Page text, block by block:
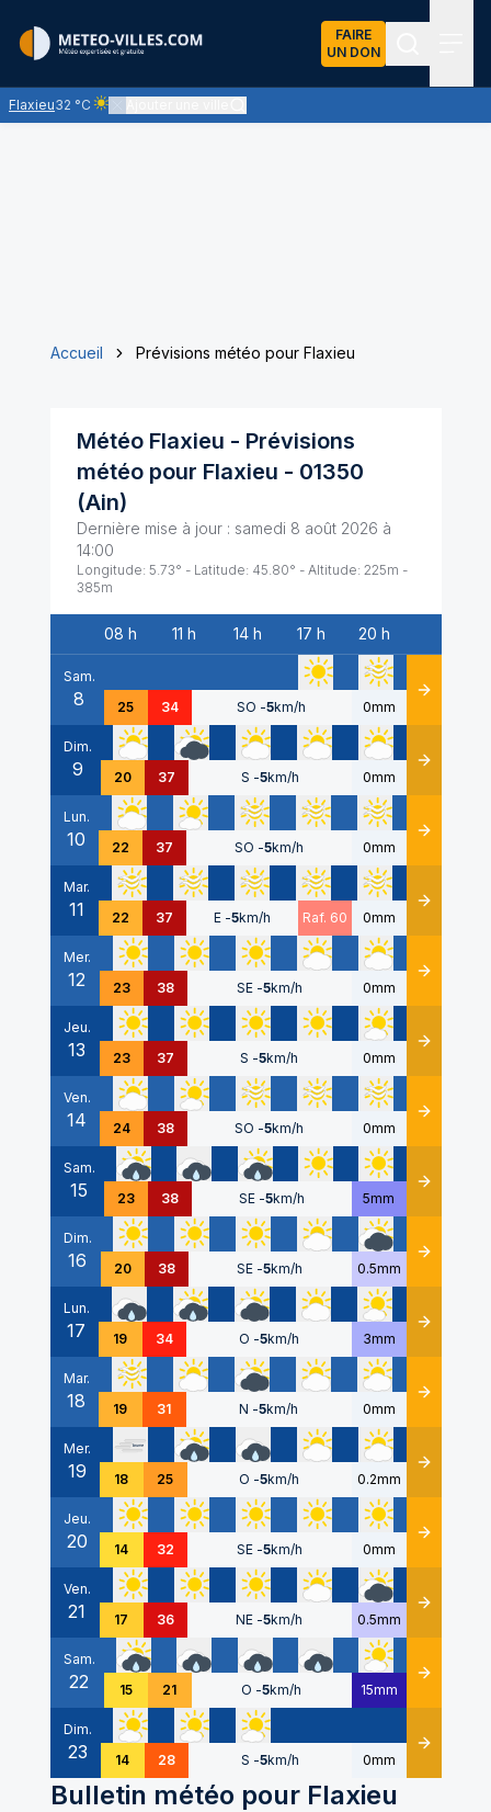
FAIRE
UN DON
Flaxieu32 °C
Ciel clair - quasiment pas de nuages et un soleil omniprésent
Accueil Prévisions météo pour Flaxieu
Météo Flaxieu - Prévisions
météo pour Flaxieu - 01350
(Ain)
Dernière mise à jour : samedi 8 août 2026 à
14:00
Longitude: 5.73° - Latitude: 45.80° - Altitude: 225m -
385m
Date
08 h 11 h 14 h 17 h 20 h
Sam.
8 25 34 SO -5km/h 0mm Détails
Dim.
9 20 37 S -5km/h 0mm Détails
Lun.
10 22 37 SO -5km/h 0mm Détails
Mar.
11 22 37 E -5km/h Raf. 60 0mm Détails
Mer.
12 23 38 SE -5km/h 0mm Détails
Jeu.
13 23 37 S -5km/h 0mm Détails
Ven.
14 24 38 SO -5km/h 0mm Détails
Sam.
15 23 38 SE -5km/h 5mm Détails
Dim.
16 20 38 SE -5km/h 0.5mm Détails
Lun.
17 19 34 O -5km/h 3mm Détails
Mar.
18 19 31 N -5km/h 0mm Détails
Mer.
19 18 25 O -5km/h 0.2mm Détails
Jeu.
20 14 32 SE -5km/h 0mm Détails
Ven.
21 17 36 NE -5km/h 0.5mm Détails
Sam.
22 15 21 O -5km/h 15mm Détails
Dim.
23 14 28 S -5km/h 0mm Détails
Bulletin météo pour Flaxieu